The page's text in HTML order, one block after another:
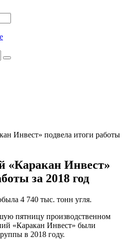
«Каракан Инвест»
за 2018 год
4 740 тыс. тонн угля.
пятницу производственном
«Каракан Инвест» были
в 2018 году.